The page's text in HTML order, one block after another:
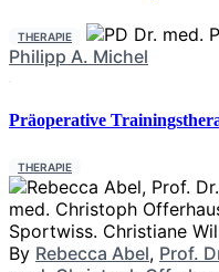
THERAPIE
Philipp A. Michel
Präoperative
THERAPIE
By Rebecca Abel, Prof.